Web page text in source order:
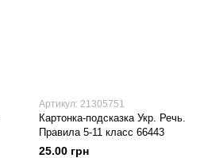
Артикул: 21305751
Картонка-подсказка Укр. Речь.
Правила 5-11 класс 66443
25.00 грн